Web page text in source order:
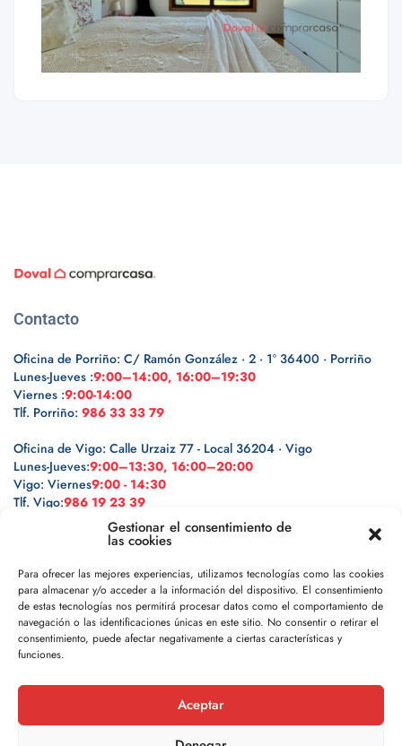
Gestionar el consentimiento de
las cookies
Para ofrecer las mejores experiencias, utilizamos tecnologías como las cookies
para almacenar y/o acceder a la información del dispositivo. El consentimiento
de estas tecnologías nos permitirá procesar datos como el comportamiento de
navegación o las identificaciones únicas en este sitio. No consentir o retirar el
consentimiento, puede afectar negativamente a ciertas características y
funciones.
Aceptar
Contacto
Oficina de Porriño: C/ Ramón González · 2 · 1º 36400 · Porriño
Lunes-Jueves :9:00–14:00, 16:00–19:30
Viernes :9:00-14:00
Tlf. Porriño: 986 33 33 79
Oficina de Vigo: Calle Urzaiz 77 - Local 36204 · Vigo
Lunes-Jueves:9:00–13:30, 16:00–20:00
Vigo: Viernes9:00 - 14:30
Tlf. Vigo:986 19 23 39
Legal
Política de privacidad